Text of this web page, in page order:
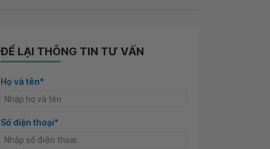
ĐỂ LẠI THÔNG TIN TƯ VẤN
Họ và tên*
Số điện thoại*